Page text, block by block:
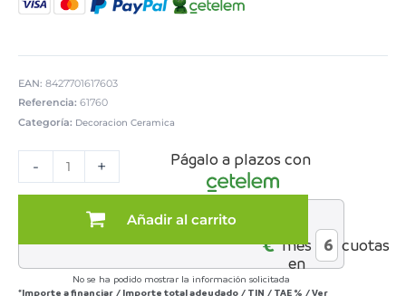
EAN: 8427701617603
Referencia: 61760
Categoría: Decoracion Ceramica
-
BEIGE
ONDULADO
cantidad
+
Añadir al carrito
Págalo a plazos con
€*mes
en
cuotas
No se ha podido mostrar la información solicitada
*Importe a financiar / Importe total adeudado / TIN / TAE % /Ver